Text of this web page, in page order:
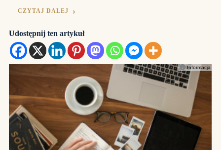
CZYTAJ DALEJ
Udostępnij ten artykuł